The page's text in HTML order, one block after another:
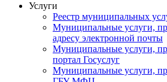
Услуги
Реестр муниципальных
Муниципальные услуги,
адресу электронной почты
Муниципальные услуги,
портал Госуслуг
Муниципальные услуги,